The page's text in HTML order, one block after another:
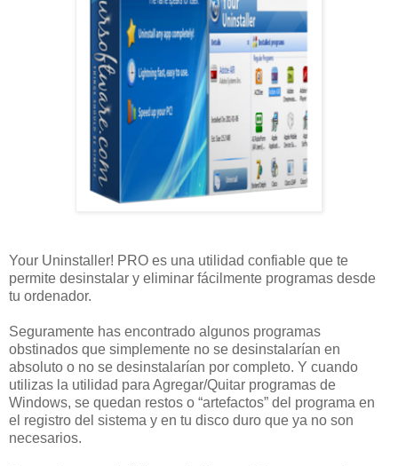
Your Uninstaller! PRO es una utilidad confiable que te
permite desinstalar y eliminar fácilmente programas desde
tu ordenador.
Seguramente has encontrado algunos programas
obstinados que simplemente no se desinstalarían en
absoluto o no se desinstalarían por completo. Y cuando
utilizas la utilidad para Agregar/Quitar programas de
Windows, se quedan restos o “artefactos” del programa en
el registro del sistema y en tu disco duro que ya no son
necesarios.